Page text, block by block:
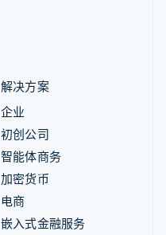
解决方案
企业
初创公司
智能体商务
加密货币
电商
嵌入式金融服务